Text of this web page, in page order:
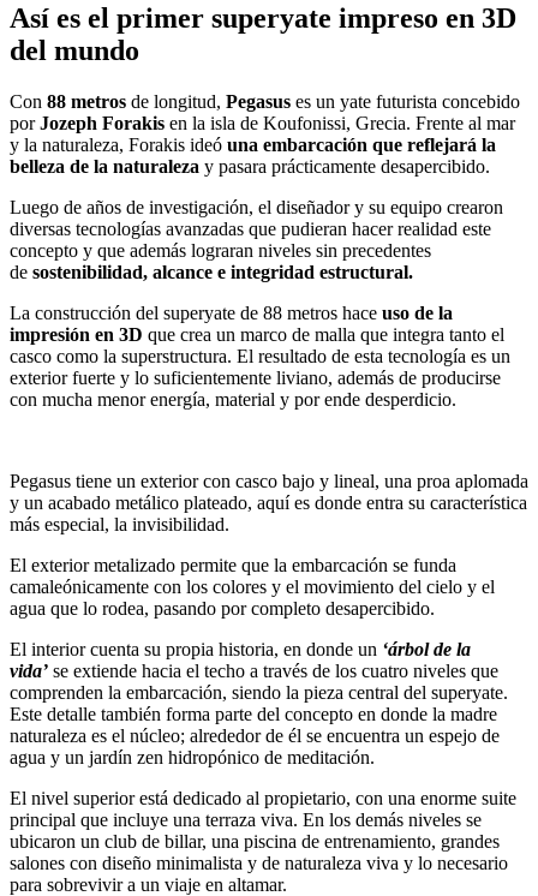
Así es el primer superyate impreso en 3D
del mundo
Con 88 metros de longitud, Pegasus es un yate futurista concebido
porJozeph Forakis en la isla de Koufonissi, Grecia. Frente al mar
y la naturaleza, Forakis ideó una embarcación que reflejará la
belleza de la naturaleza y pasara prácticamente desapercibido.
Luego de años de investigación, el diseñador y su equipo crearon
diversas tecnologías avanzadas que pudieran hacer realidad este
concepto y que además lograran niveles sin precedentes
de sostenibilidad, alcance e integridad estructural.
La construcción del superyate de 88 metros hace uso de la
impresión en 3D que crea un marco de malla que integra tanto el
casco como la superstructura. El resultado de esta tecnología es un
exterior fuerte y lo suficientemente liviano, además de producirse
con mucha menor energía, material y por ende desperdicio.
Pegasus tiene un exterior con casco bajo y lineal, una proa aplomada
y un acabado metálico plateado, aquí es donde entra su característica
más especial, la invisibilidad.
El exterior metalizado permite que la embarcación se funda
camaleónicamente con los colores y el movimiento del cielo y el
agua que lo rodea, pasando por completo desapercibido.
El interior cuenta su propia historia, en donde un ‘árbol de la
vida’ se extiende hacia el techo a través de los cuatro niveles que
comprenden la embarcación, siendo la pieza central del superyate.
Este detalle también forma parte del concepto en donde la madre
naturaleza es el núcleo; alrededor de él se encuentra un espejo de
agua y un jardín zen hidropónico de meditación.
El nivel superior está dedicado al propietario, con una enorme suite
principal que incluye una terraza viva. En los demás niveles se
ubicaron un club de billar, una piscina de entrenamiento, grandes
salones con diseño minimalista y de naturaleza viva y lo necesario
para sobrevivir a un viaje en altamar.